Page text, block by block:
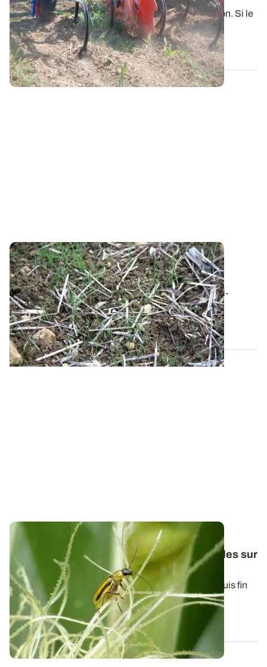
Les semis de maïs sont quasi finalisés dans la région. Si le
mois d’avril chaud a permis...
19 MAI 2025
RHÔNE-ALPES
Ray-grass, vulpins : le combat commence
Le raisonnement des stratégies de désherbage anti-
graminées commence dès maintenant ! Pour...
26 SEPT. 2024
Maïs : surveiller la présence de chrysomèles sur
les racines et la végétation
Les adultes de chrysomèles du maïs émergent depuis fin
juin dans notre région, et sont...
30 JUILL. 2024